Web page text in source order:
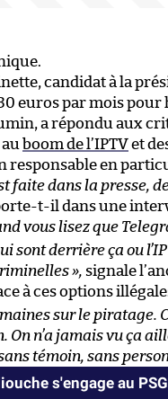
candidat à la
euros par mois
a répondu aux
boom de l’IPTVet
responsable en
faite dans la presse, de
t-il dans une
vous lisez que
sont derrière ça ou
», signale
à ces options
sur le piratage.
On n’a jamais vu ça
témoin, sans
s'engage au PSG